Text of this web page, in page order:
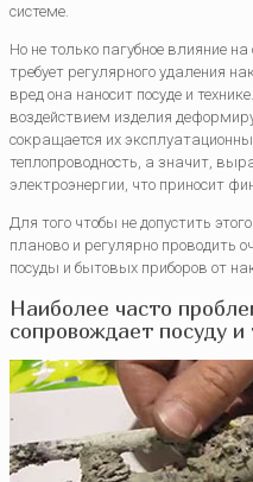
системе.
Но не только пагубное влияние
требует регулярного удаления
вред она наносит посуде и
воздействием изделия
сокращается их
теплопроводность, а значит,
электроэнергии, что приносит
Для того чтобы не допустить
планово и регулярно проводить
посуды и бытовых приборов от
Наиболее часто
сопровождает посуду и